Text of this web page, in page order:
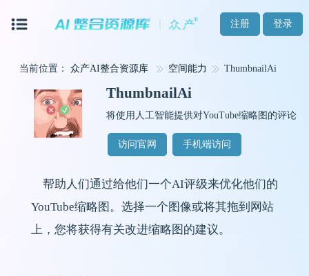
注册 登录
当前位置： 众产AI整合资源库 空间能力 ThumbnailAi
ThumbnailAi
将使用人工智能提供对YouTube缩略图的评论
访问官网 手机端访问
帮助人们通过给他们一个AI评级来优化他们的
YouTube缩略图。选择一个图像或将其拖到网站
上，您将获得有关改进缩略图的建议。